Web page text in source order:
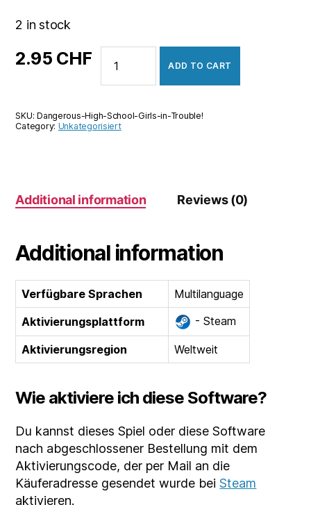
2 in stock
2.95 CHF
High
School
in
ADD TO CART
SKU:Dangerous-High-School-Girls-in-Trouble!
Category: Unkategorisiert
Additional information Reviews (0)
Additional information
Verfügbare Sprachen
Multilanguage
Aktivierungsplattform
- Steam
Aktivierungsregion Weltweit
Wie aktiviere ich diese Software?
Du kannst dieses Spiel oder diese Software
nach abgeschlossener Bestellung mit dem
Aktivierungscode, der per Mail an die
Käuferadresse gesendet wurde beiSteam
aktivieren.